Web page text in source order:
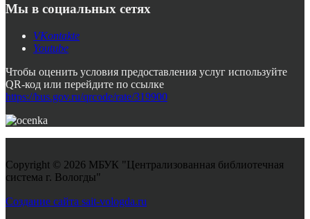
Мы в социальных сетях
VKontakte
Youtube
Чтобы оценить условия предоставления услуг используйте
QR-код или перейдите по ссылке
https://bus.gov.ru/qrcode/rate/319900
Copyright © 2026 МБУК "Централизованная библиотечная
система г. Вологды"
Создание сайта sait-vologda.ru